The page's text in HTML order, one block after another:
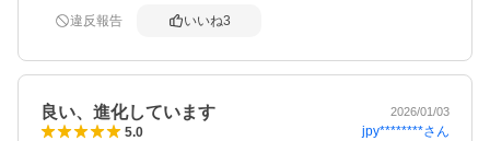
違反報告 いいね3
良い、進化しています 2026/01/03
5.0 jpy********さん